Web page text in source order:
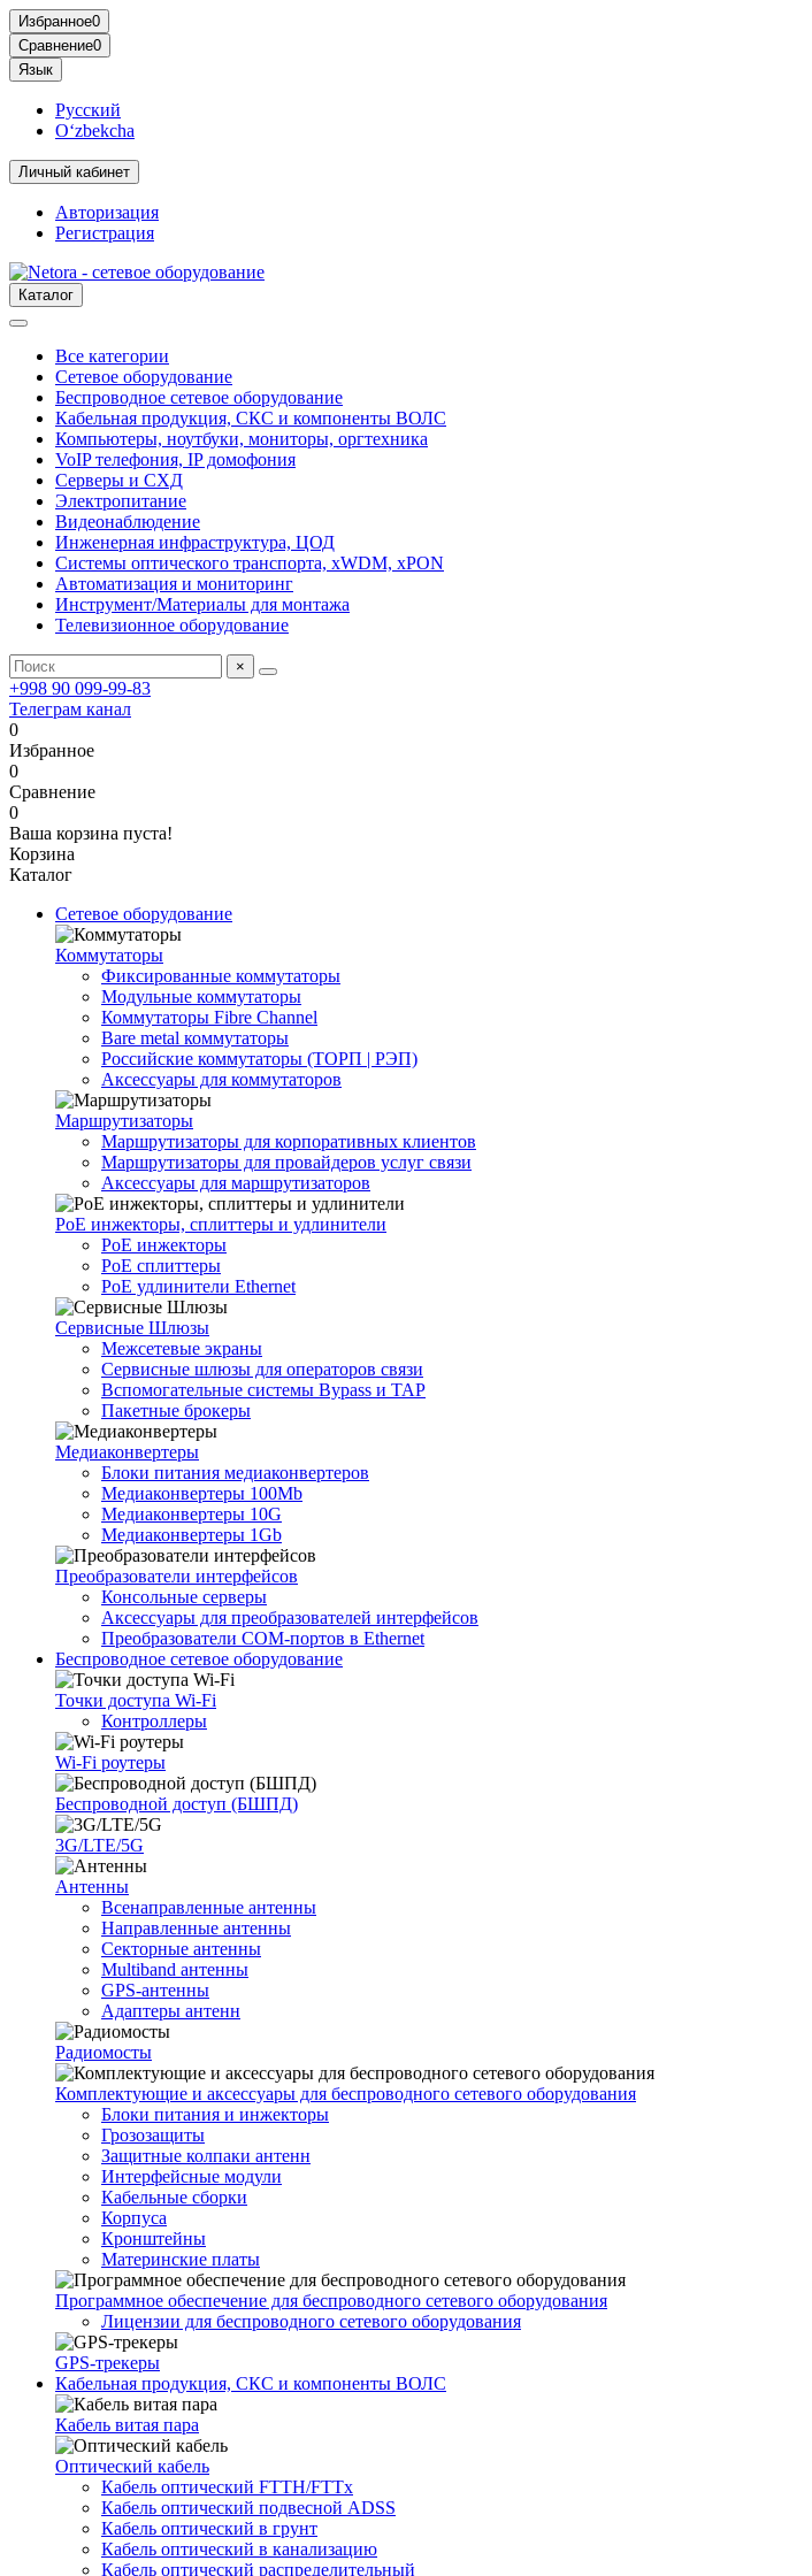
Избранное0
Сравнение0
Язык
Русский
O‘zbekcha
Личный кабинет
Авторизация
Регистрация
Каталог
Все категории
Сетевое оборудование
Беспроводное сетевое оборудование
Кабельная продукция, СКС и компоненты ВОЛС
Компьютеры, ноутбуки, мониторы, оргтехника
VoIP телефония, IP домофония
Серверы и СХД
Электропитание
Видеонаблюдение
Инженерная инфраструктура, ЦОД
Системы оптического транспорта, xWDM, xPON
Автоматизация и мониторинг
Инструмент/Материалы для монтажа
Телевизионное оборудование
×
+998 90 099-99-83
Телеграм канал
0
Избранное
0
Сравнение
0
Ваша корзина пуста!
Корзина
Каталог
Сетевое оборудование
Коммутаторы
Фиксированные коммутаторы
Модульные коммутаторы
Коммутаторы Fibre Channel
Bare metal коммутаторы
Российские коммутаторы (ТОРП | РЭП)
Аксессуары для коммутаторов
Маршрутизаторы
Маршрутизаторы для корпоративных клиентов
Маршрутизаторы для провайдеров услуг связи
Аксессуары для маршрутизаторов
PoE инжекторы, сплиттеры и удлинители
PoE инжекторы
PoE сплиттеры
PoE удлинители Ethernet
Сервисные Шлюзы
Межсетевые экраны
Сервисные шлюзы для операторов связи
Вспомогательные системы Bypass и TAP
Пакетные брокеры
Медиаконвертеры
Блоки питания медиаконвертеров
Медиаконвертеры 100Mb
Медиаконвертеры 10G
Медиаконвертеры 1Gb
Преобразователи интерфейсов
Консольные серверы
Аксессуары для преобразователей интерфейсов
Преобразователи COM-портов в Ethernet
Беспроводное сетевое оборудование
Точки доступа Wi-Fi
Контроллеры
Wi-Fi роутеры
Беспроводной доступ (БШПД)
3G/LTE/5G
Антенны
Всенаправленные антенны
Направленные антенны
Секторные антенны
Multiband антенны
GPS-антенны
Адаптеры антенн
Радиомосты
Комплектующие и аксессуары для беспроводного сетевого оборудования
Блоки питания и инжекторы
Грозозащиты
Защитные колпаки антенн
Интерфейсные модули
Кабельные сборки
Корпуса
Кронштейны
Материнские платы
Программное обеспечение для беспроводного сетевого оборудования
Лицензии для беспроводного сетевого оборудования
GPS-трекеры
Кабельная продукция, СКС и компоненты ВОЛС
Кабель витая пара
Оптический кабель
Кабель оптический FTTH/FTTx
Кабель оптический подвесной ADSS
Кабель оптический в грунт
Кабель оптический в канализацию
Кабель оптический распределительный